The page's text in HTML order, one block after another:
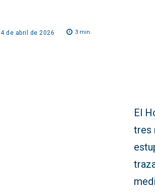
4 de abril de 2026 3 min.
El
tres